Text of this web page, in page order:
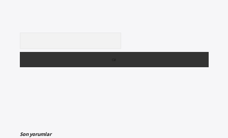
Son yorumlar